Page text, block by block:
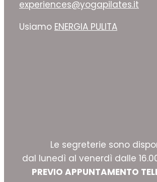
experiences@yogapilates.it
Usiamo ENERGIA PULITA
Le segreterie sono
dal lunedì al venerdì dalle
PREVIO APPUNTAMENTO